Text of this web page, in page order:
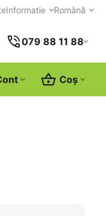
Informatie Română
079 88 11 88
Coș